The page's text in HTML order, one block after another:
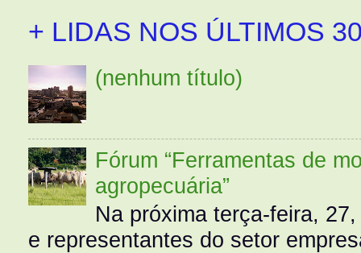
+ LIDAS NOS ÚLTIMOS
(nenhum título)
Fórum “Ferramentas de
agropecuária”
Na próxima terça-feira,
e representantes do setor